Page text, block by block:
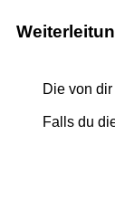
Die von
Falls du